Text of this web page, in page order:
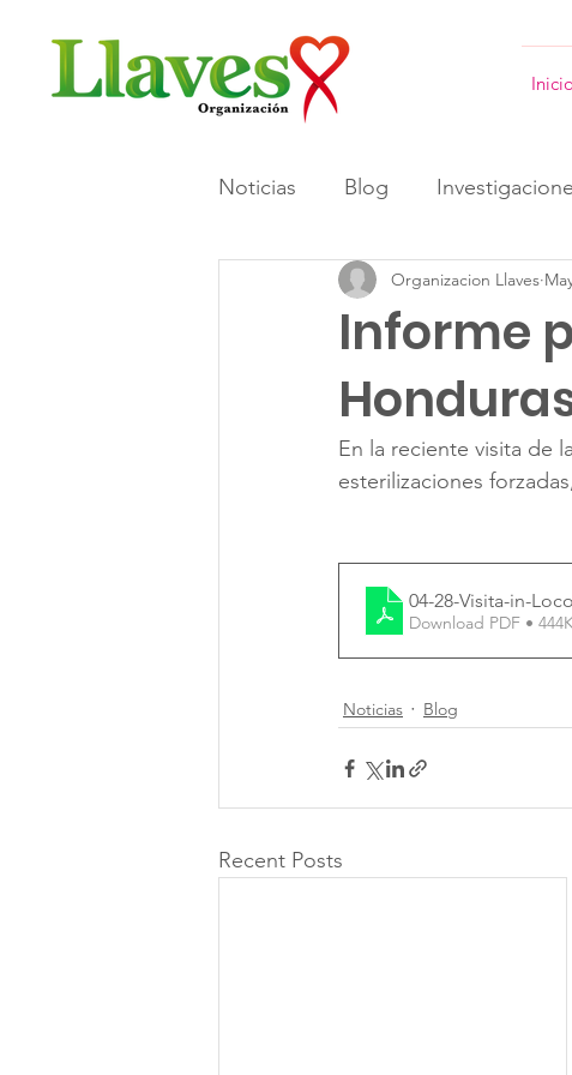
Inicio
Noticias Blog
#GeneracionesInformadas ENG
Informe
Organizacion Llaves
En la reciente visita de
esterilizaciones
04-28-Visita-in-
Download PDF •
Noticias Blog
Recent Posts